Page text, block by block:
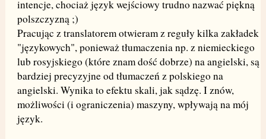
intencje, chociaż język wejściowy trudno nazwać piękną
polszczyzną ;)
Pracując z translatorem otwieram z reguły kilka zakładek
"językowych", ponieważ tłumaczenia np. z niemieckiego
lub rosyjskiego (które znam dość dobrze) na angielski, są
bardziej precyzyjne od tłumaczeń z polskiego na
angielski. Wynika to efektu skali, jak sądzę. I znów,
możliwości (i ograniczenia) maszyny, wpływają na mój
język.